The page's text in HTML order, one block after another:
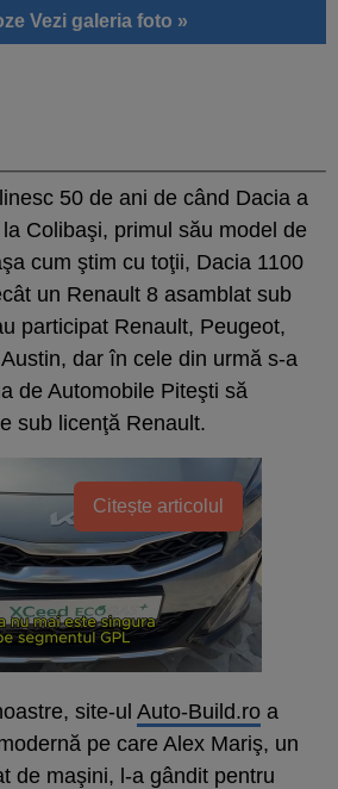
Vezi galeria foto »
50 de ani de când Dacia a
Colibaşi, primul său model de
cum ştim cu toţii, Dacia 1100
un Renault 8 asamblat sub
participat Renault, Peugeot,
dar în cele din urmă s-a
de Automobile Piteşti să
sub licenţă Renault.
Citește articolul
site-ul Auto-Build.ro a
pe care Alex Mariş, un
de maşini, l-a gândit pentru